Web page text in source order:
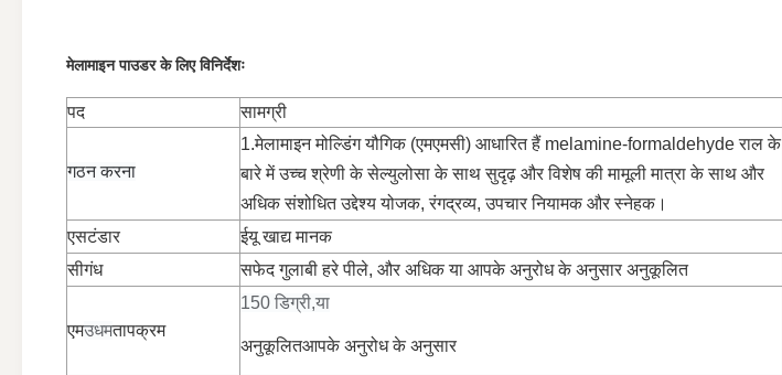
मेलामाइन पाउडर के लिए विनिर्देशः
पद सामग्री
गठन करना
1.मेलामाइन मोल्डिंग यौगिक (एमएमसी) आधारित हैं melamine-formaldehyde राल के
बारे में उच्च श्रेणी के सेल्युलोसा के साथ सुदृढ़ और विशेष की मामूली मात्रा के साथ और
अधिक संशोधित उद्देश्य योजक, रंगद्रव्य, उपचार नियामक और स्नेहक।
एसटंडार
ईयू खाद्य मानक
सीगंध सफेद गुलाबी हरे पीले, और अधिक या आपके अनुरोध के अनुसार अनुकूलित
एमउधमतापक्रम
150 डिग्री,या
अनुकूलितआपके अनुरोध के अनुसार